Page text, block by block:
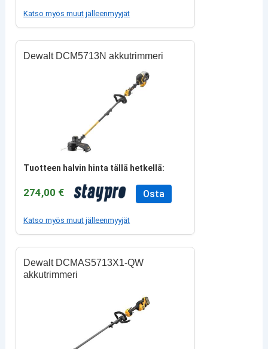
Katso myös muut jälleenmyyjät
Dewalt DCM5713N akkutrimmeri
Tuotteen halvin hinta tällä hetkellä:
274,00 € Osta
Katso myös muut jälleenmyyjät
Dewalt DCMAS5713X1-QW
akkutrimmeri